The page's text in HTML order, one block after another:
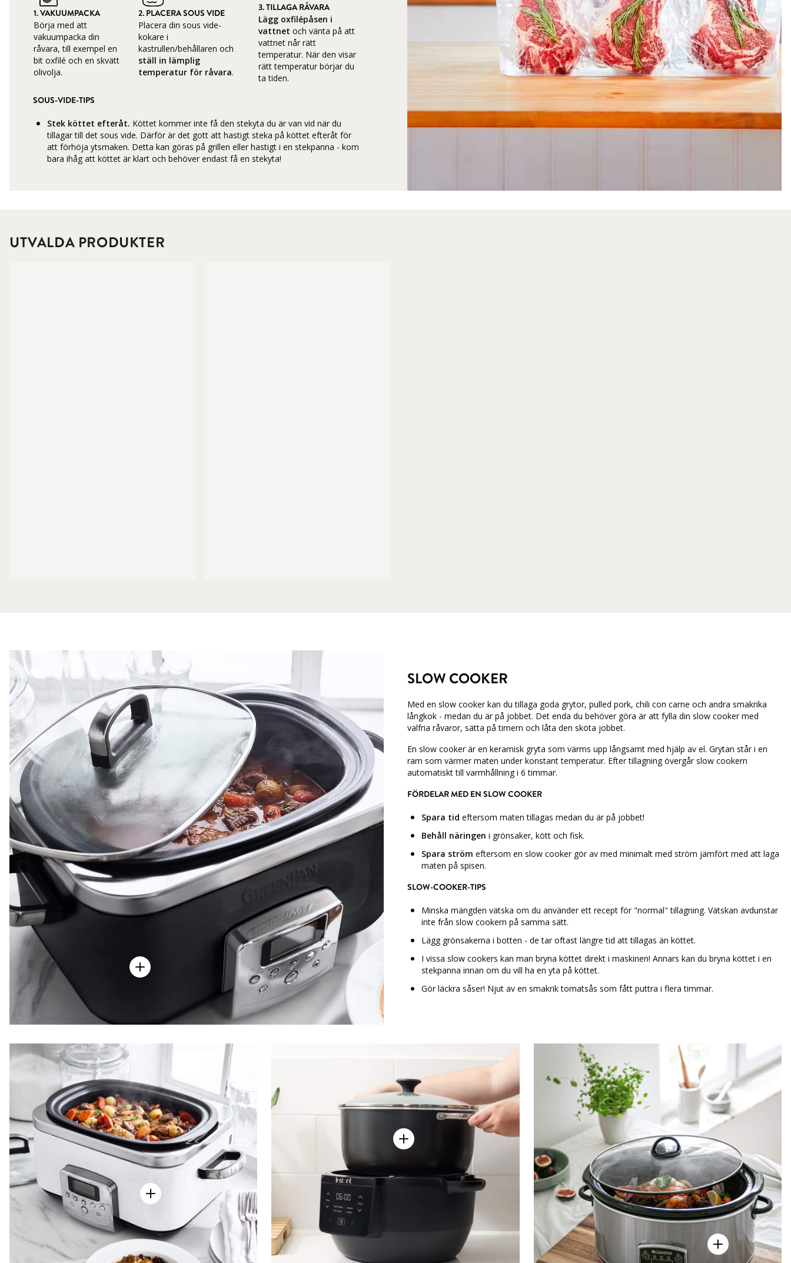
1. VAKUUMPACKA
Börja med att
vakuumpacka din
råvara, till exempel en
bit oxfilé och en skvätt
olivolja.
2. PLACERA SOUS VIDE
Placera din sous vide-
kokare i
kastrullen/behållaren och
ställ in lämplig
temperatur för råvara.
3. TILLAGA RÅVARA
Lägg oxfilépåsen i
vattnet och vänta på att
vattnet når rätt
temperatur. När den visar
rätt temperatur börjar du
ta tiden.
SOUS-VIDE-TIPS
Stek köttet efteråt. Köttet kommer inte få den stekyta du är van vid när du
tillagar till det sous vide. Därför är det gott att hastigt steka på köttet efteråt för
att förhöja ytsmaken. Detta kan göras på grillen eller hastigt i en stekpanna - kom
bara ihåg att köttet är klart och behöver endast få en stekyta!
UTVALDA PRODUKTER
SLOW COOKER
Med en slow cooker kan du tillaga goda grytor, pulled pork, chili con carne och andra smakrika
långkok - medan du är på jobbet. Det enda du behöver göra är att fylla din slow cooker med
valfria råvaror, sätta på timern och låta den sköta jobbet.
En slow cooker är en keramisk gryta som värms upp långsamt med hjälp av el. Grytan står i en
ram som värmer maten under konstant temperatur. Efter tillagning övergår slow cookern
automatiskt till varmhållning i 6 timmar.
FÖRDELAR MED EN SLOW COOKER
Spara tid eftersom maten tillagas medan du är på jobbet!
Behåll näringen i grönsaker, kött och fisk.
Spara ström eftersom en slow cooker gör av med minimalt med ström jämfört med att laga
maten på spisen.
SLOW-COOKER-TIPS
Minska mängden vätska om du använder ett recept för "normal" tillagning. Vätskan avdunstar
inte från slow cookern på samma sätt.
Lägg grönsakerna i botten - de tar oftast längre tid att tillagas än köttet.
I vissa slow cookers kan man bryna köttet direkt i maskinen! Annars kan du bryna köttet i en
stekpanna innan om du vill ha en yta på köttet.
Gör läckra såser! Njut av en smakrik tomatsås som fått puttra i flera timmar.